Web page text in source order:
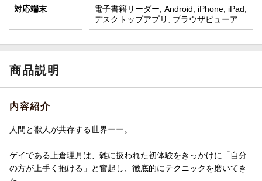
対応端末
電子書籍リーダー, Android, iPhone, iPad,
デスクトップアプリ, ブラウザビューア
商品説明
内容紹介
人間と獣人が共存する世界ーー。
ゲイである上倉理月は、雑に扱われた初体験をきっかけに「自分
の方が上手く抱ける」と奮起し、徹底的にテクニックを磨いてき